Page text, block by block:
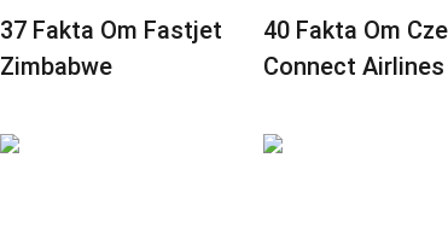
37 Fakta Om Fastjet
Zimbabwe
40 Fakta Om
Connect Airlines